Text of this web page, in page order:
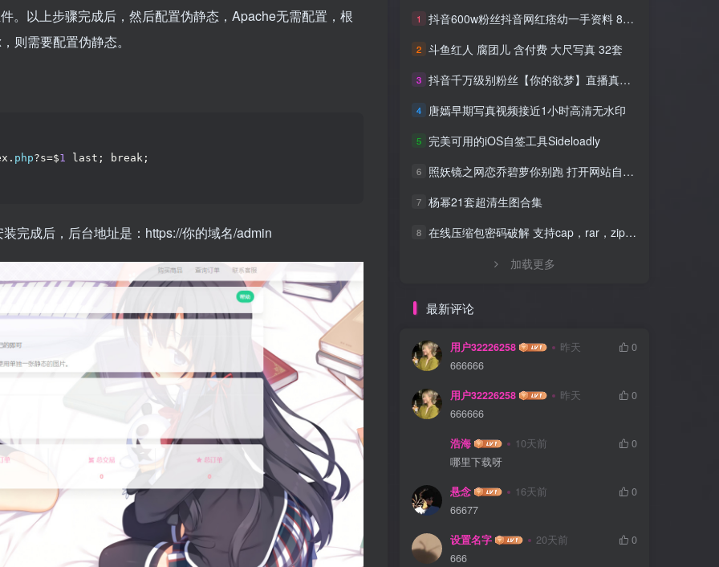
。以上步骤完成后，然后配置伪静态，Apache无需配置，根
则需要配置伪静态。
php?s=$1 last; break;
完成后，后台地址是：https://你的域名/admin
1 抖音600w粉丝抖音网红痞幼一手资料 877P 500M 含私拍
2 斗鱼红人 腐团儿 含付费 大尺写真 32套
3 抖音千万级别粉丝【你的欲梦】直播真空露点视频
4 唐嫣早期写真视频接近1小时高清无水印
5 完美可用的iOS自签工具Sideloadly
6 照妖镜之网恋乔碧萝你别跑 打开网站自动拍照源码
7 杨幂21套超清生图合集
8 在线压缩包密码破解 支持cap，rar，zip，7z，excel，ppt，word，office等文件
加载更多
最新评论
用户32226258 昨天
0
666666
用户32226258 昨天
0
666666
浩海 10天前
0
哪里下载呀
悬念 16天前
0
66677
设置名字 20天前
0
666